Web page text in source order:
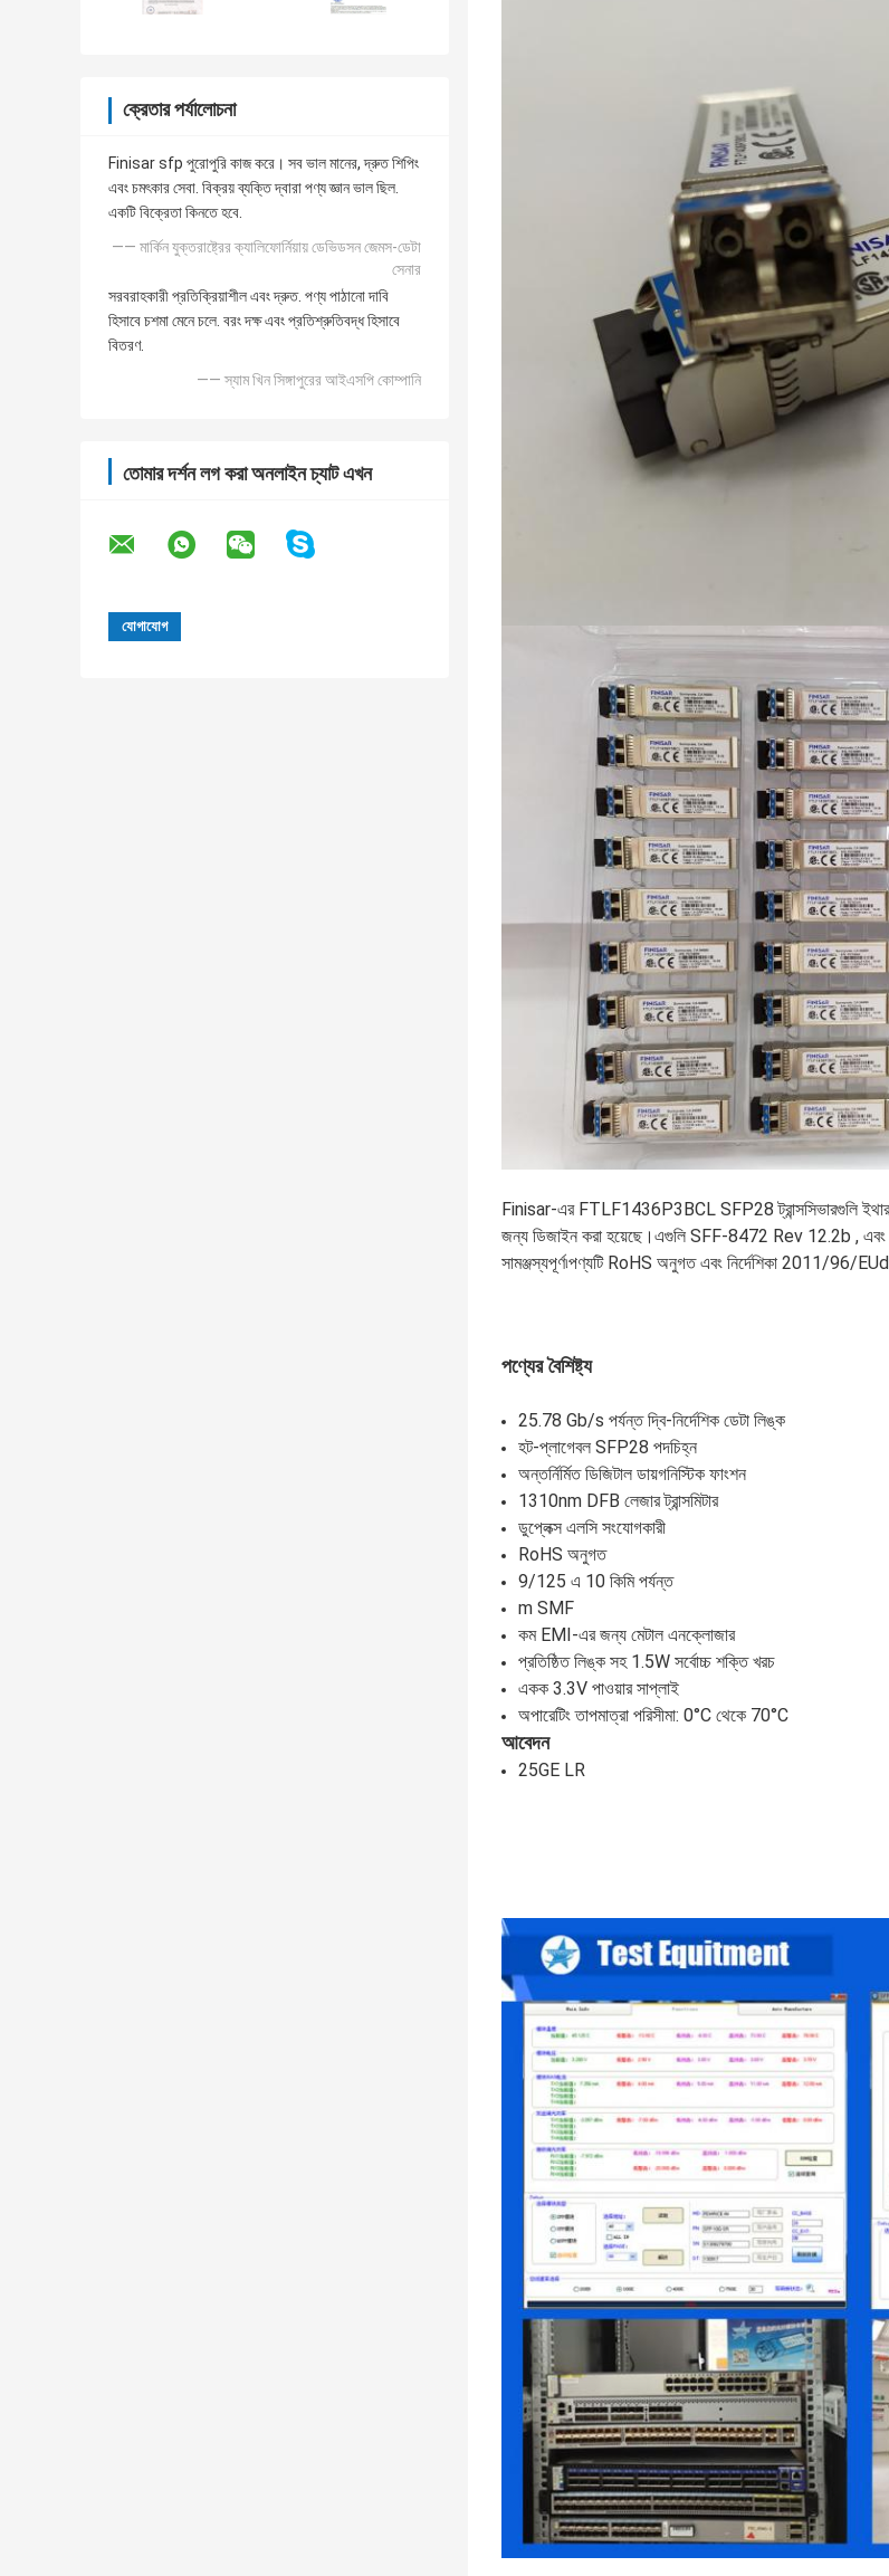
ক্রেতার পর্যালোচনা
Finisar sfp পুরোপুরি কাজ করে। সব ভাল মানের, দ্রুত শিপিং
এবং চমৎকার সেবা. বিক্রয় ব্যক্তি দ্বারা পণ্য জ্ঞান ভাল ছিল.
একটি বিক্রেতা কিনতে হবে.
—— মার্কিন যুক্তরাষ্ট্রের ক্যালিফোর্নিয়ায় ডেভিডসন জেমস-ডেটা
সেনার
সরবরাহকারী প্রতিক্রিয়াশীল এবং দ্রুত. পণ্য পাঠানো দাবি
হিসাবে চশমা মেনে চলে. বরং দক্ষ এবং প্রতিশ্রুতিবদ্ধ হিসাবে
বিতরণ.
—— স্যাম খিন সিঙ্গাপুরের আইএসপি কোম্পানি
তোমার দর্শন লগ করা অনলাইন চ্যাট এখন
Finisar-এর FTLF1436P3BCL SFP28 ট্রান্সসিভারগুলি
জন্য ডিজাইন করা হয়েছে।এগুলি SFF-8472 Rev 12.2b ,
সামঞ্জস্যপূর্ণ৷পণ্যটি RoHS অনুগত এবং নির্দেশিকা 2011/96/
পণ্যের বৈশিষ্ট্য
25.78 Gb/s পর্যন্ত দ্বি-নির্দেশিক ডেটা লিঙ্ক
হট-প্লাগেবল SFP28 পদচিহ্ন
অন্তর্নির্মিত ডিজিটাল ডায়গনিস্টিক ফাংশন
1310nm DFB লেজার ট্রান্সমিটার
ডুপ্লেক্স এলসি সংযোগকারী
RoHS অনুগত
9/125 এ 10 কিমি পর্যন্ত
m SMF
কম EMI-এর জন্য মেটাল এনক্লোজার
প্রতিষ্ঠিত লিঙ্ক সহ 1.5W সর্বোচ্চ শক্তি খরচ
একক 3.3V পাওয়ার সাপ্লাই
অপারেটিং তাপমাত্রা পরিসীমা: 0°C থেকে 70°C
আবেদন
25GE LR